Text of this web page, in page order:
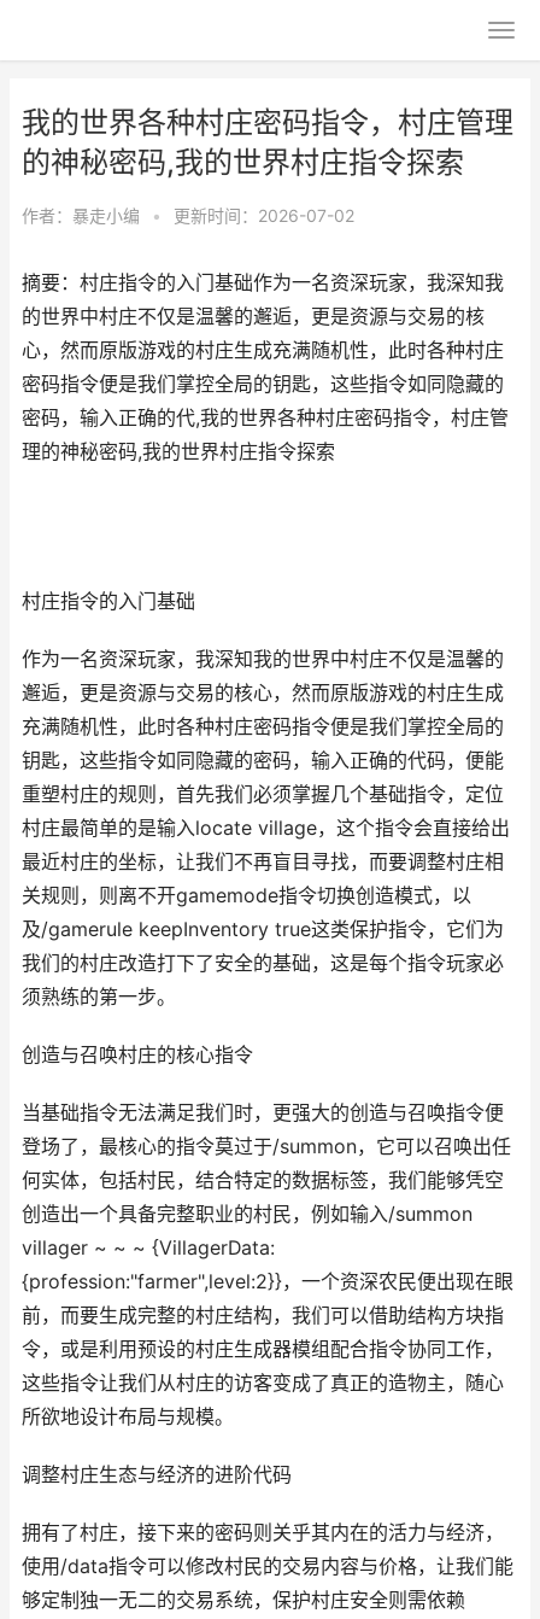
我的世界各种村庄密码指令，村庄管理
的神秘密码,我的世界村庄指令探索
作者： 暴走小编 • 更新时间：2026-07-02
摘要：村庄指令的入门基础作为一名资深玩家，我深知我
的世界中村庄不仅是温馨的邂逅，更是资源与交易的核
心，然而原版游戏的村庄生成充满随机性，此时各种村庄
密码指令便是我们掌控全局的钥匙，这些指令如同隐藏的
密码，输入正确的代,我的世界各种村庄密码指令，村庄管
理的神秘密码,我的世界村庄指令探索
村庄指令的入门基础
作为一名资深玩家，我深知我的世界中村庄不仅是温馨的
邂逅，更是资源与交易的核心，然而原版游戏的村庄生成
充满随机性，此时各种村庄密码指令便是我们掌控全局的
钥匙，这些指令如同隐藏的密码，输入正确的代码，便能
重塑村庄的规则，首先我们必须掌握几个基础指令，定位
村庄最简单的是输入locate village，这个指令会直接给出
最近村庄的坐标，让我们不再盲目寻找，而要调整村庄相
关规则，则离不开gamemode指令切换创造模式，以
及/gamerule keepInventory true这类保护指令，它们为
我们的村庄改造打下了安全的基础，这是每个指令玩家必
须熟练的第一步。
创造与召唤村庄的核心指令
当基础指令无法满足我们时，更强大的创造与召唤指令便
登场了，最核心的指令莫过于/summon，它可以召唤出任
何实体，包括村民，结合特定的数据标签，我们能够凭空
创造出一个具备完整职业的村民，例如输入/summon
villager ~ ~ ~ {VillagerData:
{profession:"farmer",level:2}}，一个资深农民便出现在眼
前，而要生成完整的村庄结构，我们可以借助结构方块指
令，或是利用预设的村庄生成器模组配合指令协同工作，
这些指令让我们从村庄的访客变成了真正的造物主，随心
所欲地设计布局与规模。
调整村庄生态与经济的进阶代码
拥有了村庄，接下来的密码则关乎其内在的活力与经济，
使用/data指令可以修改村民的交易内容与价格，让我们能
够定制独一无二的交易系统，保护村庄安全则需依赖